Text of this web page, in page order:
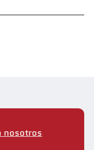
nosotros